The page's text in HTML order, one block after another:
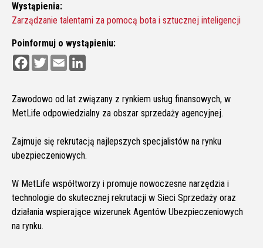
Wystąpienia:
Zarządzanie talentami za pomocą bota i sztucznej inteligencji
Poinformuj o wystąpieniu:
F
a
b
o
o
T
w
t
e
r
E
m
l
e
d
I
Zawodowo od lat związany z rynkiem usług finansowych, w
MetLife odpowiedzialny za obszar sprzedaży agencyjnej.
Zajmuje się rekrutacją najlepszych specjalistów na rynku
ubezpieczeniowych.
W MetLife współtworzy i promuje nowoczesne narzędzia i
technologie do skutecznej rekrutacji w Sieci Sprzedaży oraz
działania wspierające wizerunek Agentów Ubezpieczeniowych
na rynku.